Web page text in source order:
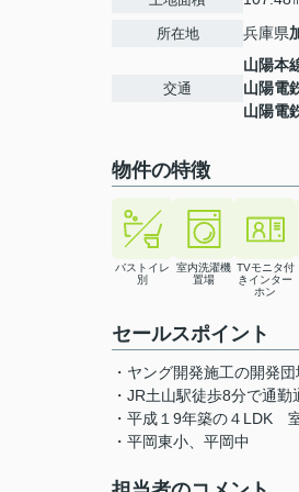
所在地 兵庫県
交通
山陽本
山陽電
山陽電
物件の特徴
バストイレ
別
室内洗濯機
置場
TVモニタ付
きインター
ホン
セールスポイント
・ヤング開発施工の開発団
・JR土山駅徒歩8分で通
・平成１9年築の４LDK
・平岡東小、平岡中